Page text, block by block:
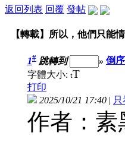
返回列表 回覆 發帖
【轉載】所以，他們只能
1# 跳轉到 » 倒
字體大小: tT
打印
2025/10/21 17:40 |
作者：素